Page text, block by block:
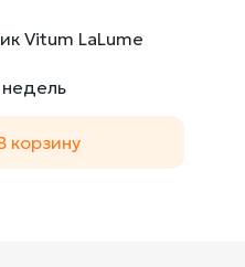
Vitum LaLume
корзину